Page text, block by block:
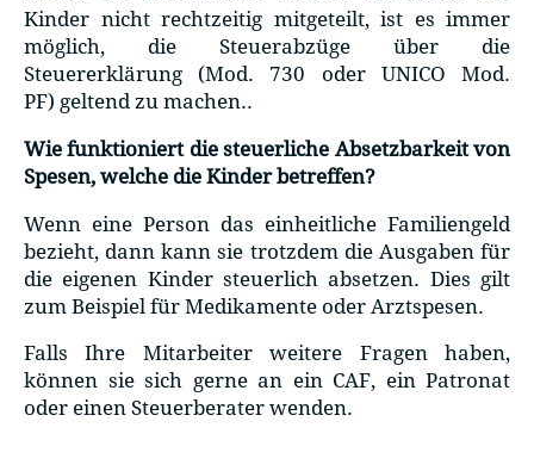
Kinder nicht rechtzeitig mitgeteilt, ist es immer
möglich, die Steuerabzüge über die
Steuererklärung (Mod. 730 oder UNICO Mod.
PF) geltend zu machen..
Wie funktioniert die steuerliche Absetzbarkeit von
Spesen, welche die Kinder betreffen?
Wenn eine Person das einheitliche Familiengeld
bezieht, dann kann sie trotzdem die Ausgaben für
die eigenen Kinder steuerlich absetzen. Dies gilt
zum Beispiel für Medikamente oder Arztspesen.
Falls Ihre Mitarbeiter weitere Fragen haben,
können sie sich gerne an ein CAF, ein Patronat
oder einen Steuerberater wenden.